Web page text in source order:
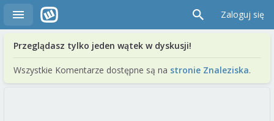
Zaloguj się
Przeglądasz tylko jeden wątek w dyskusji!
Wszystkie Komentarze dostępne są na stronie Znaleziska.